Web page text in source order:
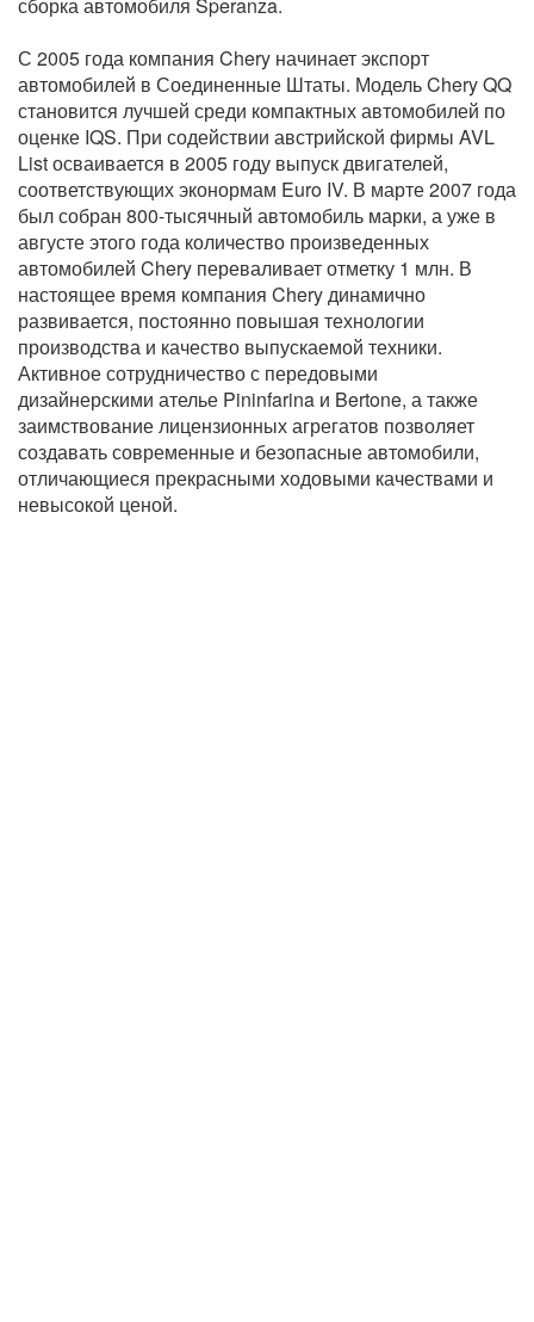
С 2005 года компания Chery начинает экспорт
автомобилей в Соединенные Штаты. Модель Chery QQ
становится лучшей среди компактных автомобилей по
оценке IQS. При содействии австрийской фирмы AVL
List осваивается в 2005 году выпуск двигателей,
соответствующих эконормам Euro IV. В марте 2007 года
был собран 800-тысячный автомобиль марки, а уже в
августе этого года количество произведенных
автомобилей Chery переваливает отметку 1 млн. В
настоящее время компания Chery динамично
развивается, постоянно повышая технологии
производства и качество выпускаемой техники.
Активное сотрудничество с передовыми
дизайнерскими ателье Pininfarina и Bertone, а также
заимствование лицензионных агрегатов позволяет
создавать современные и безопасные автомобили,
отличающиеся прекрасными ходовыми качествами и
невысокой ценой.